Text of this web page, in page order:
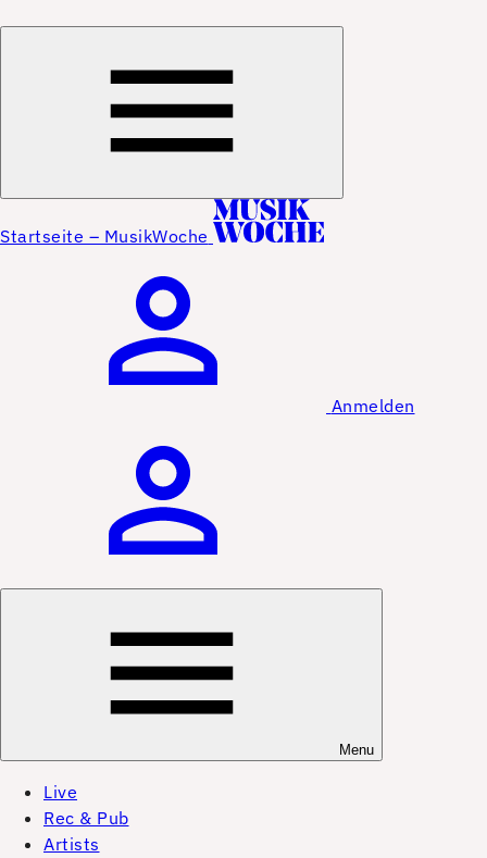
Startseite – MusikWoche
Anmelden
Menu
Live
Rec & Pub
Artists